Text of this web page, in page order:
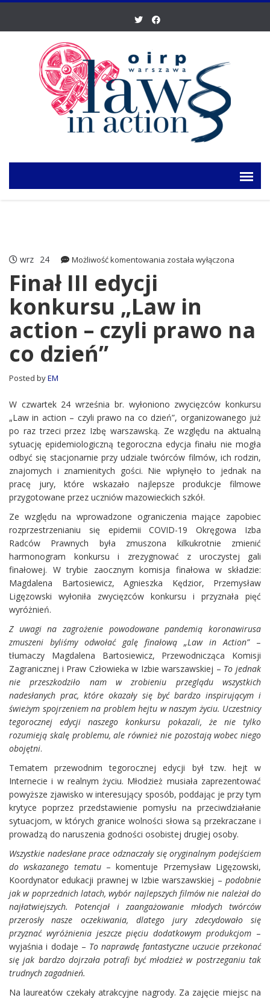
wrz 24 Możliwość komentowania Finał
konkursu
„Law
action
dzień”
została wyłączona
Finał III edycji
konkursu „Law in
action – czyli prawo na
co dzień”
Posted byEM
W czwartek 24 września br. wyłoniono zwycięzców konkursu
„Law in action – czyli prawo na co dzień”, organizowanego już
po raz trzeci przez Izbę warszawską. Ze względu na aktualną
sytuację epidemiologiczną tegoroczna edycja finału nie mogła
odbyć się stacjonarnie przy udziale twórców filmów, ich rodzin,
znajomych i znamienitych gości. Nie wpłynęło to jednak na
pracę jury, które wskazało najlepsze produkcje filmowe
przygotowane przez uczniów mazowieckich szkół.
Ze względu na wprowadzone ograniczenia mające zapobiec
rozprzestrzenianiu się epidemii COVID-19 Okręgowa Izba
Radców Prawnych była zmuszona kilkukrotnie zmienić
harmonogram konkursu i zrezygnować z uroczystej gali
finałowej. W trybie zaocznym komisja finałowa w składzie:
Magdalena Bartosiewicz, Agnieszka Kędzior, Przemysław
Ligęzowski wyłoniła zwycięzców konkursu i przyznała pięć
wyróżnień.
Z uwagi na zagrożenie powodowane pandemią koronawirusa
zmuszeni byliśmy odwołać galę finałową „Law in Action”–
tłumaczy Magdalena Bartosiewicz, Przewodnicząca Komisji
Zagranicznej i Praw Człowieka w Izbie warszawskiej – To jednak
nie przeszkodziło nam w zrobieniu przeglądu wszystkich
nadesłanych prac, które okazały się być bardzo inspirującym i
świeżym spojrzeniem na problem hejtu w naszym życiu. Uczestnicy
tegorocznej edycji naszego konkursu pokazali, że nie tylko
rozumieją skalę problemu, ale również nie pozostają wobec niego
obojętni.
Tematem przewodnim tegorocznej edycji był tzw. hejt w
Internecie i w realnym życiu. Młodzież musiała zaprezentować
powyższe zjawisko w interesujący sposób, poddając je przy tym
krytyce poprzez przedstawienie pomysłu na przeciwdziałanie
sytuacjom, w których granice wolności słowa są przekraczane i
prowadzą do naruszenia godności osobistej drugiej osoby.
Wszystkie nadesłane prace odznaczały się oryginalnym podejściem
do wskazanego tematu– komentuje Przemysław Ligęzowski,
Koordynator edukacji prawnej w Izbie warszawskiej – podobnie
jak w poprzednich latach, wybór najlepszych filmów nie należał do
najłatwiejszych. Potencjał i zaangażowanie młodych twórców
przerosły nasze oczekiwania, dlatego jury zdecydowało się
przyznać wyróżnienia jeszcze pięciu dodatkowym produkcjom –
wyjaśnia i dodaje – To naprawdę fantastyczne uczucie przekonać
się jak bardzo dojrzała potrafi być młodzież w postrzeganiu tak
trudnych zagadnień.
Na laureatów czekały atrakcyjne nagrody. Za zajęcie miejsc na